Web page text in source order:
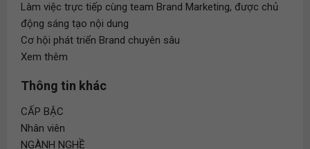
Làm việc trực tiếp cùng team Brand Marketing, được chủ
động sáng tạo nội dung
Cơ hội phát triển Brand chuyên sâu
Xem thêm
Thông tin khác
CẤP BẬC
Nhân viên
NGÀNH NGHỀ